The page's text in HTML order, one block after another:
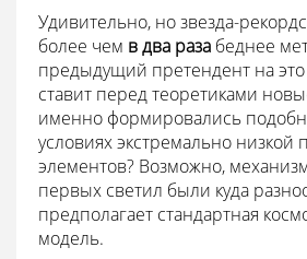
Удивительно, но звезда-
более чем в два раза беднее
предыдущий претендент на это
ставит перед теоретиками
именно формировались
условиях экстремально низкой
элементов? Возможно,
первых светил были куда
предполагает стандартная
модель.